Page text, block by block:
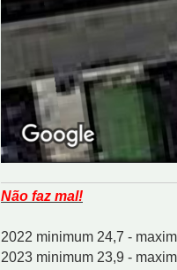
Não faz mal!
2022 minimum 24,7 -
2023 minimum 23,9 -